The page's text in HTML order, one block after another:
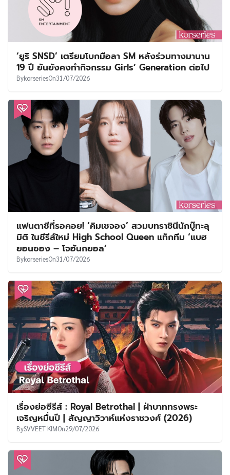
‘ยูริ SNSD’ เตรียมโบกมือลา SM หลังร่วมทางมานาน
19 ปี ยันยังคงทำกิจกรรม Girls’ Generation ต่อไป
BykorseriesOn31/07/2026
แฟนตาซีที่รอคอย! ‘คิมเซจอง’ สวมบทราชินีนักบู๊ทะลุ
มิติ ในซีรีส์ใหม่ High School Queen แท็กทีม ‘แบฮ
ยอนซอง – โจฮันกยอล’
BykorseriesOn31/07/2026
เรื่องย่อซีรีส์ : Royal Betrothal | ฝ่าบาททรงพระ
เจริญหมื่นปี | สัญญาวิวาห์แห่งราชวงศ์ (2026)
BySVVEET KIMOn29/07/2026